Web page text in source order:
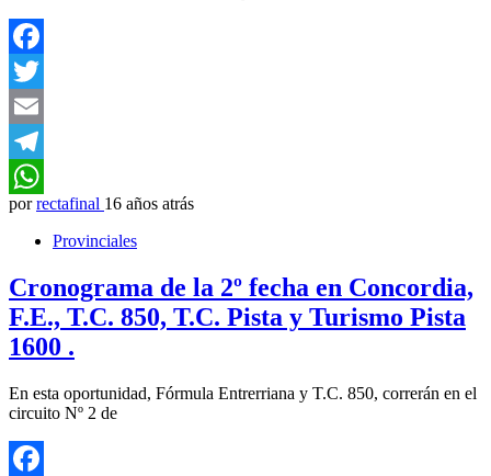
Facebook
Twitter
Email
Telegram
WhatsApp
por rectafinal 16 años atrás
Provinciales
Cronograma de la 2º fecha en Concordia,
F.E., T.C. 850, T.C. Pista y Turismo Pista
1600 .
En esta oportunidad, Fórmula Entrerriana y T.C. 850, correrán en el
circuito Nº 2 de